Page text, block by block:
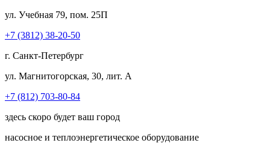
ул. Учебная 79, пом. 25П
+7 (3812) 38-20-50
г. Санкт-Петербург
ул. Магнитогорская, 30, лит. А
+7 (812) 703-80-84
здесь скоро будет ваш город
насосное и теплоэнергетическое оборудование